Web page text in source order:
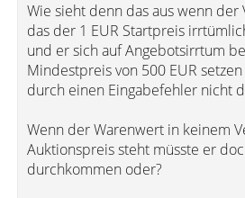
Wie sieht denn das aus wenn der
das der 1 EUR Startpreis
und er sich auf Angebotsirrtum
Mindestpreis von 500 EUR
durch einen Eingabefehler nicht
Wenn der Warenwert in keinem
Auktionspreis steht müsste er
durchkommen oder?